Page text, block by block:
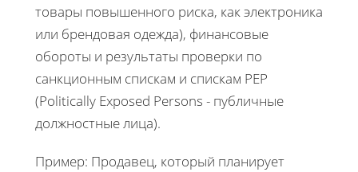
товары повышенного риска, как электроника
или брендовая одежда), финансовые
обороты и результаты проверки по
санкционным спискам и спискам PEP
(Politically Exposed Persons - публичные
должностные лица).
Пример: Продавец, который планирует